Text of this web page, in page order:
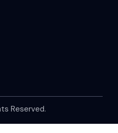
Reserved.